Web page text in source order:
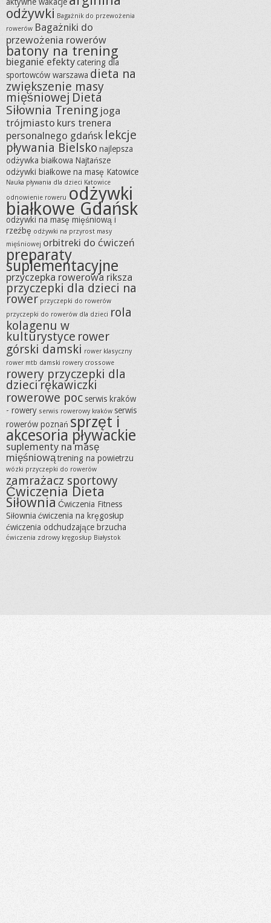
odżywki Bagażnik do przewożenia
rowerów Bagażniki do
przewożenia rowerów
batony na trening
bieganie efektycatering dla
sportowców warszawa dieta na
zwiększenie masy
mięśniowej Dieta
Siłownia Trening joga
trójmiasto kurs trenera
personalnego gdańsk lekcje
pływania Bielskonajlepsza
odżywka białkowa Najtańsze
odżywki białkowe na masę Katowice
Nauka pływania dla dzieci Katowice
odnowienie roweru odżywki
białkowe Gdańsk
odżywki na masę mięśniową i
rzeźbę odżywki na przyrost masy
mięśniowej orbitreki do ćwiczeń
preparaty
suplementacyjne
przyczepka rowerowa riksza
przyczepki dla dzieci na
rower przyczepki do rowerów
przyczepki do rowerów dla dzieci rola
kolagenu w
kulturystyce rower
górski damski rower klasyczny
rower mtb damski rowery crossowe
rowery przyczepki dla
dziecirękawiczki
rowerowe poc serwis kraków
- rowery serwis rowerowy kraków serwis
rowerów poznań sprzęt i
akcesoria pływackie
suplementy na masę
mięśniowątrening na powietrzu
wózki przyczepki do rowerów
zamrażacz sportowy
Ćwiczenia Dieta
SiłowniaĆwiczenia Fitness
Siłownia ćwiczenia na kręgosłup
ćwiczenia odchudzające brzucha
ćwiczenia zdrowy kręgosłup Białystok